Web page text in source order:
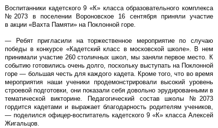
Воспитанники кадетского 9 «К» класса образовательного комплекса
№2073 в поселении Вороновское 16 сентября приняли участие
в акции «Вахта Памяти» на Поклонной горе.
— Ребят пригласили на торжественное мероприятие по случаю
победы в конкурсе «Кадетский класс в московской школе». В нем
принимали участие 260 столичных школ, мы заняли первое место. К
событию готовились очень долго, поскольку выступать на Поклонной
горе — большая честь для каждого кадета. Кроме того, что во время
мероприятия наши ученики продемонстрировали высокий уровень
строевой подготовки, они показали себя довольно эрудированными в
тематической викторине. Педагогический состав школы №2073
гордится кадетами и выражает благодарность родителям учеников,
— поделился офицер-воспитатель кадетского 9 «К» класса Алексей
Жигальцов.